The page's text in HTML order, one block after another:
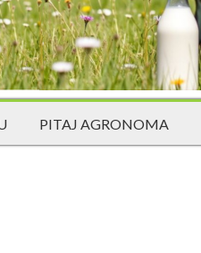
PITAJ AGRONOMA